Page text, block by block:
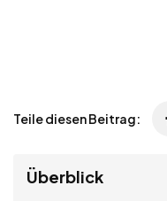
Teile diesen Beitrag:
Überblick